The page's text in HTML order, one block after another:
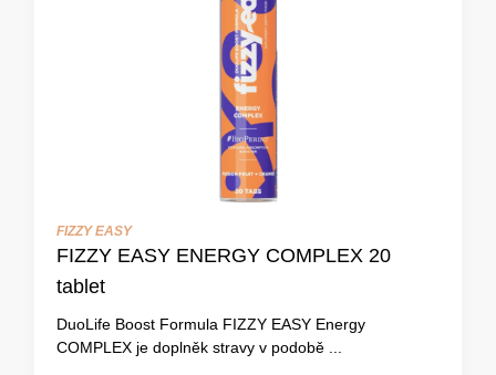
FIZZY EASY
FIZZY EASY ENERGY COMPLEX 20
tablet
DuoLife Boost Formula FIZZY EASY Energy
COMPLEX je doplněk stravy v podobě ...